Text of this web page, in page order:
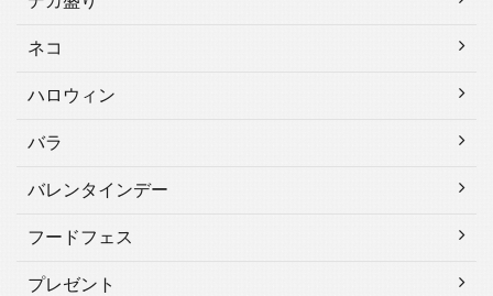
ネコ
ハロウィン
バラ
バレンタインデー
フードフェス
プレゼント